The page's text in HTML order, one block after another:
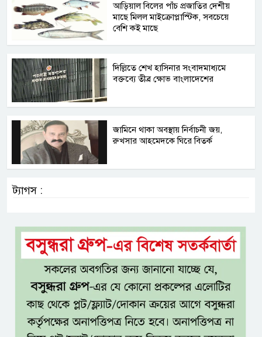
আড়িয়াল বিলের পাঁচ প্রজাতির দেশীয়
মাছে মিলল মাইক্রোপ্লাস্টিক, সবচেয়ে
বেশি কই মাছে
দিল্লিতে শেখ হাসিনার সংবাদমাধ্যমে
বক্তব্যে তীব্র ক্ষোভ বাংলাদেশের
জামিনে থাকা অবস্থায় নির্বাচনী জয়,
রুখসার আহমেদকে ঘিরে বিতর্ক
ট্যাগস :